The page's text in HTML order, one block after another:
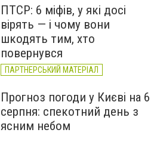
ПТСР: 6 міфів, у які досі
вірять — і чому вони
шкодять тим, хто
повернувся
ПАРТНЕРСЬКИЙ МАТЕРІАЛ
Прогноз погоди у Києві на 6
серпня: спекотний день з
ясним небом